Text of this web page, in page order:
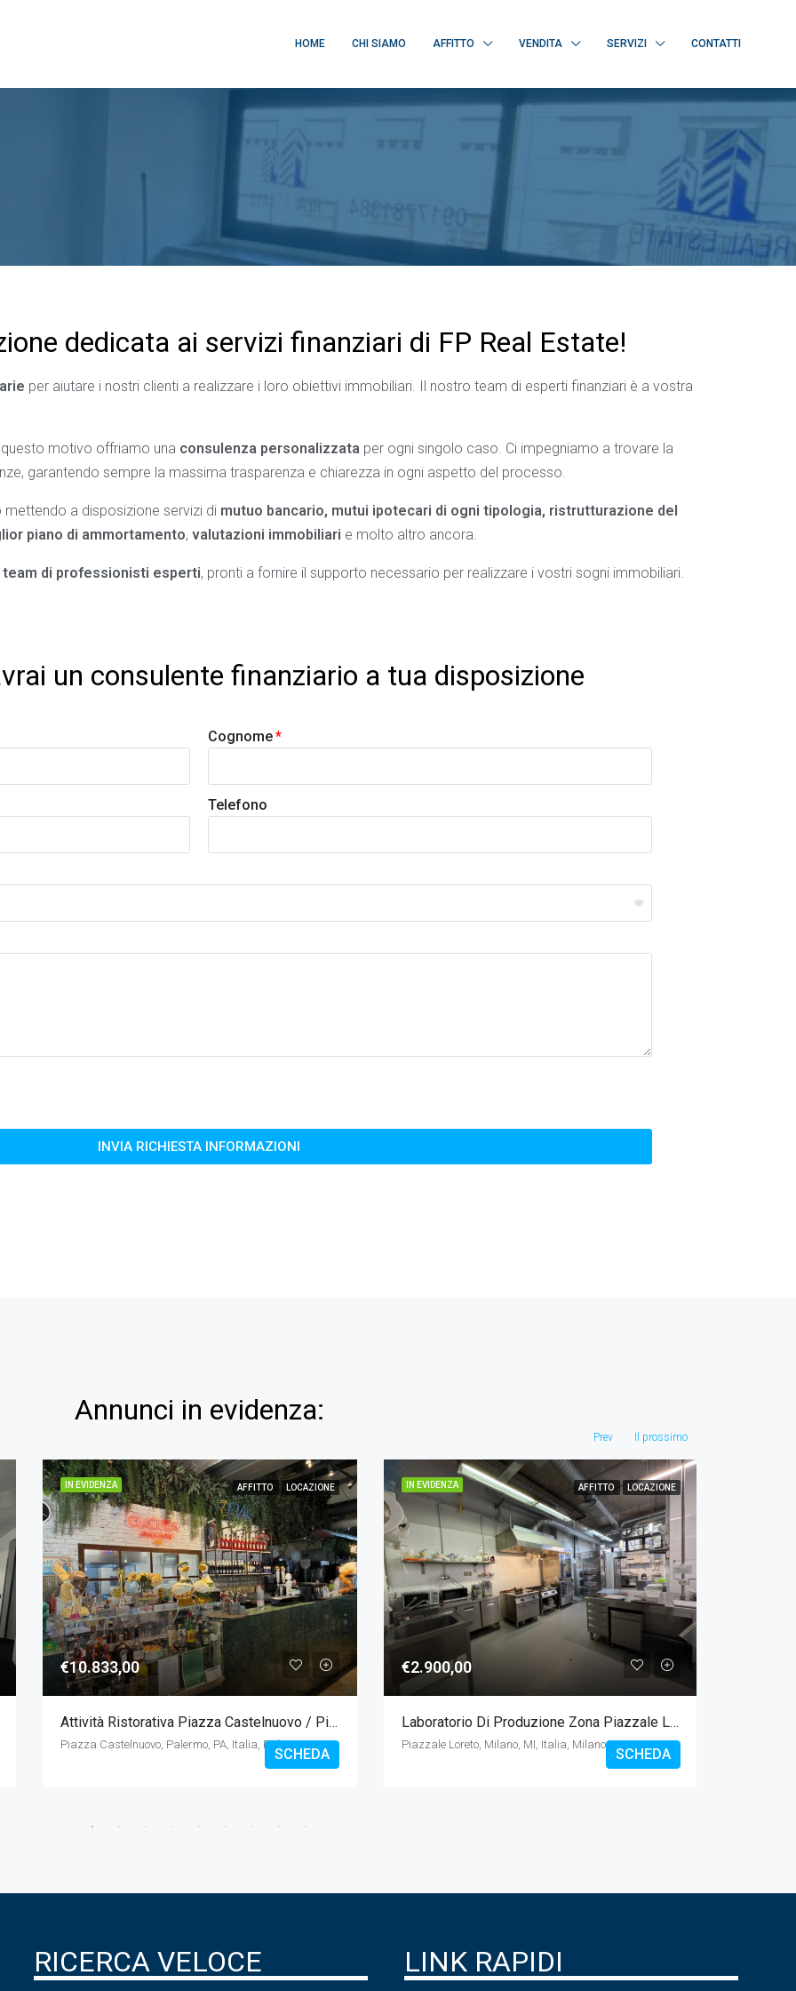
HOME CHI SIAMO AFFITTO VENDITA SERVIZI CONTATTI
dedicata ai servizi finanziari di FP Real Estate!
per aiutare i nostri clienti a realizzare i loro obiettivi immobiliari. Il nostro team di esperti finanziari è a vostra
questo motivo offriamo una consulenza personalizzata per ogni singolo caso. Ci impegniamo a trovare la
garantendo sempre la massima trasparenza e chiarezza in ogni aspetto del processo.
a disposizione servizi di mutuo bancario, mutui ipotecari di ogni tipologia, ristrutturazione del
piano di ammortamento, valutazioni immobiliari e molto altro ancora.
team di professionisti esperti, pronti a fornire il supporto necessario per realizzare i vostri sogni immobiliari.
un consulente finanziario a tua disposizione
Cognome
Telefono
INVIA RICHIESTA INFORMAZIONI
Annunci in evidenza:
Prev Il prossimo
IN EVIDENZA AFFITTO LOCAZIONE
€10.833,00
Attività Ristorativa Piazza Castelnuovo / Piazza Politeama
Piazza Castelnuovo, Palermo, PA, Italia, Palermo
SCHEDA
IN EVIDENZA AFFITTO LOCAZIONE
€2.900,00
Laboratorio Di Produzione Zona Piazzale Loreto
Piazzale Loreto, Milano, MI, Italia, Milano
SCHEDA
RICERCA VELOCE LINK RAPIDI